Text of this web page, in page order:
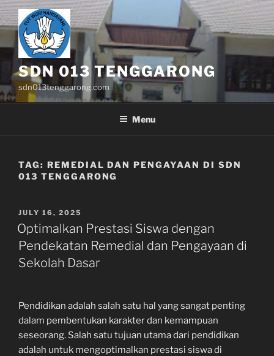
Skip
to
content
SDN 013 TENGGARONG
sdn013tenggarong.com
Menu
TAG: REMEDIAL DAN PENGAYAAN DI SDN
013 TENGGARONG
POSTED
ON
JULY 16, 2025
Optimalkan Prestasi Siswa dengan
Pendekatan Remedial dan Pengayaan di
Sekolah Dasar
Pendidikan adalah salah satu hal yang sangat penting
dalam pembentukan karakter dan kemampuan
seseorang. Salah satu tujuan utama dari pendidikan
adalah untuk mengoptimalkan prestasi siswa di